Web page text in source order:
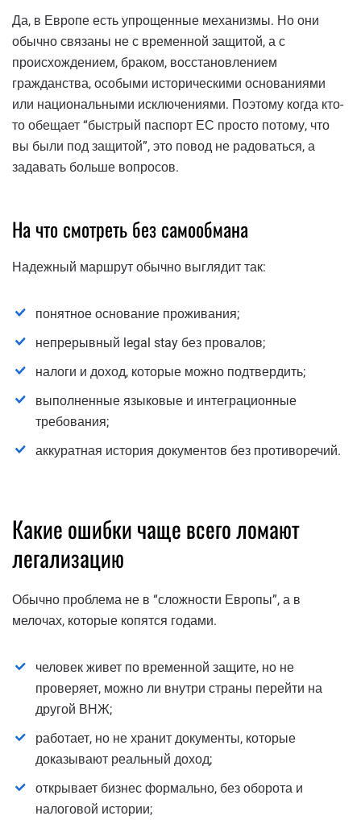
Да, в Европе есть упрощенные механизмы. Но они
обычно связаны не с временной защитой, а с
происхождением, браком, восстановлением
гражданства, особыми историческими основаниями
или национальными исключениями. Поэтому когда кто-
то обещает “быстрый паспорт ЕС просто потому, что
вы были под защитой”, это повод не радоваться, а
задавать больше вопросов.
На что смотреть без самообмана
Надежный маршрут обычно выглядит так:
понятное основание проживания;
непрерывный legal stay без провалов;
налоги и доход, которые можно подтвердить;
выполненные языковые и интеграционные
требования;
аккуратная история документов без противоречий.
Какие ошибки чаще всего ломают
легализацию
Обычно проблема не в “сложности Европы”, а в
мелочах, которые копятся годами.
человек живет по временной защите, но не
проверяет, можно ли внутри страны перейти на
другой ВНЖ;
работает, но не хранит документы, которые
доказывают реальный доход;
открывает бизнес формально, без оборота и
налоговой истории;